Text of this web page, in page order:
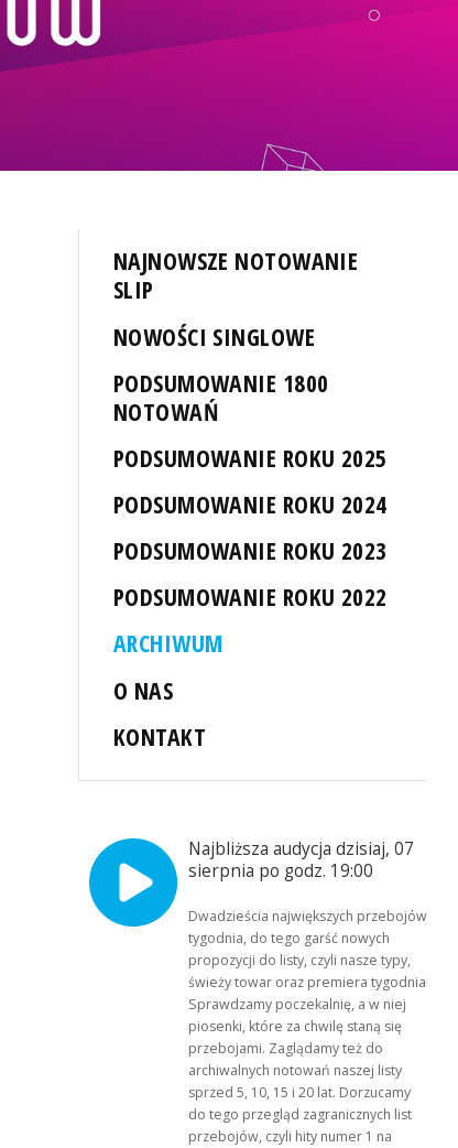
NAJNOWSZE NOTOWANIE
SLIP
NOWOŚCI SINGLOWE
PODSUMOWANIE 1800
NOTOWAŃ
PODSUMOWANIE ROKU 2025
PODSUMOWANIE ROKU 2024
PODSUMOWANIE ROKU 2023
PODSUMOWANIE ROKU 2022
ARCHIWUM
O NAS
KONTAKT
Najbliższa audycja dzisiaj, 07
sierpnia po godz. 19:00
Dwadzieścia największych przebojów
tygodnia, do tego garść nowych
propozycji do listy, czyli nasze typy,
świeży towar oraz premiera tygodnia!
Sprawdzamy poczekalnię, a w niej
piosenki, które za chwilę staną się
przebojami. Zaglądamy też do
archiwalnych notowań naszej listy
sprzed 5, 10, 15 i 20 lat. Dorzucamy
do tego przegląd zagranicznych list
przebojów, czyli hity numer 1 na